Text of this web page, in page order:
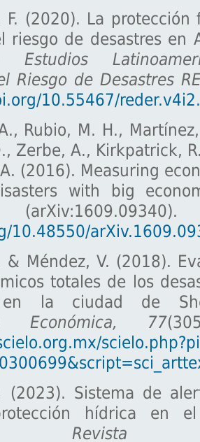
F. (2020). La
riesgo de desastres en
Riesgo de Desastres
10.55467/
Rubio, M. H.,
Zerbe, A., Kirkpatrick,
(2016). Measuring
with big
10.48550/
& Méndez, V. (2018).
totales de los
en la ciudad de
Económica, 77
(2023). Sistema de
hídrica en el
Revista